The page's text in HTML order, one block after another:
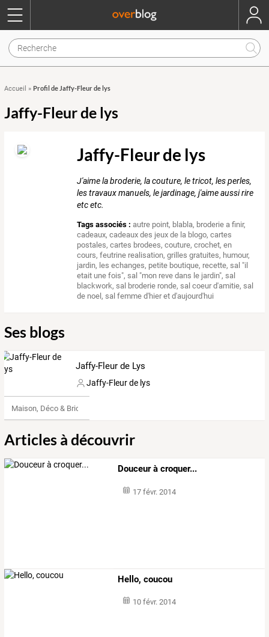
Accueil » Profil de Jaffy-Fleur de lys
Jaffy-Fleur de lys
Jaffy-Fleur de lys
J'aime la broderie, la couture, le tricot, les perles,
les travaux manuels, le jardinage, j'aime aussi rire
etc etc.
Tags associés : autre point, blabla, broderie a finir,
cadeaux,cadeaux des jeux de la blogo,cartes
postales,cartes brodees,couture,crochet,en
cours,feutrine realisation,grilles gratuites, humour,
jardin, les echanges, petite boutique, recette,sal "il
etait une fois",sal "mon reve dans le jardin",sal
blackwork,sal broderie ronde,sal coeur d'amitie,sal
de noel,sal femme d'hier et d'aujourd'hui
Ses blogs
Jaffy-Fleur de Lys
Jaffy-Fleur de lys
Maison, Déco & Bricolage
Articles à découvrir
Douceur à croquer...
17 févr. 2014
Hello, coucou
10 févr. 2014